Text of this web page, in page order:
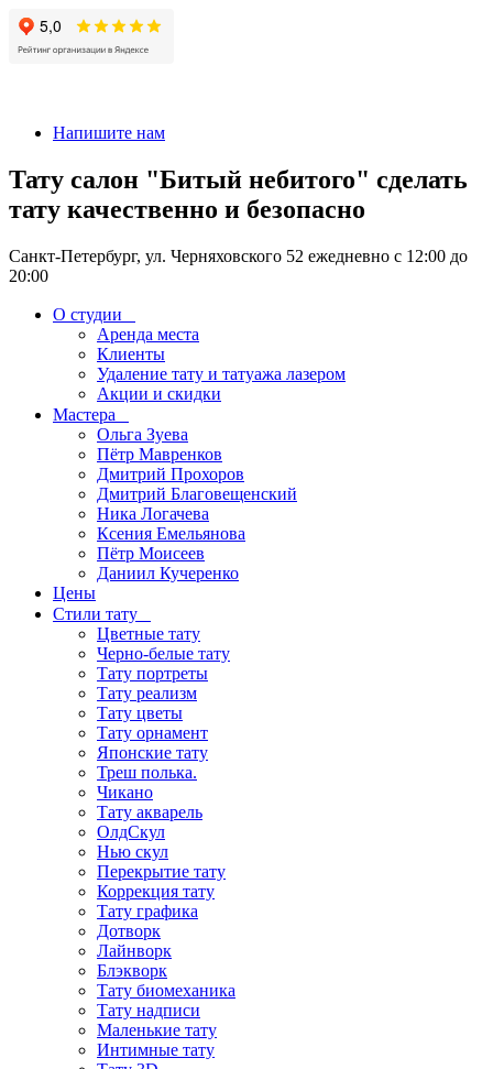
Напишите нам
Тату салон "Битый небитого" сделать
тату качественно и безопасно
Санкт-Петербург, ул. Черняховского 52 ежедневно с 12:00 до
20:00
О студии
Аренда места
Клиенты
Удаление тату и татуажа лазером
Акции и скидки
Мастера
Ольга Зуева
Пётр Мавренков
Дмитрий Прохоров
Дмитрий Благовещенский
Ника Логачева
Ксения Емельянова
Пётр Моисеев
Даниил Кучеренко
Цены
Стили тату
Цветные тату
Черно-белые тату
Тату портреты
Тату реализм
Тату цветы
Тату орнамент
Японские тату
Треш полька.
Чикано
Тату акварель
ОлдСкул
Нью скул
Перекрытие тату
Коррекция тату
Тату графика
Дотворк
Лайнворк
Блэкворк
Тату биомеханика
Тату надписи
Маленькие тату
Интимные тату